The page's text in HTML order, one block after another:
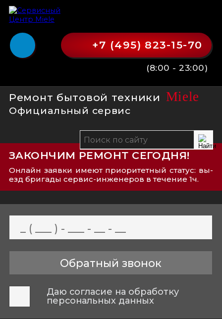
+7 (495) 823-15-70
(8:00 - 23:00)
Ремонт бытовой техники Miele
Официальный сервис
ЗАКОНЧИМ РЕМОНТ СЕГОДНЯ!
Онлайн заявки имеют приоритетный статус: вы­
езд бри­га­ды сер­вис-­ин­же­не­ров в течение 1ч.
Даю согласие на обработку
персональных данных